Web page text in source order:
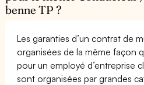
benne TP ?
Les garanties d’un contrat de
organisées de la même façon
pour un employé d’entreprise
sont organisées par grandes